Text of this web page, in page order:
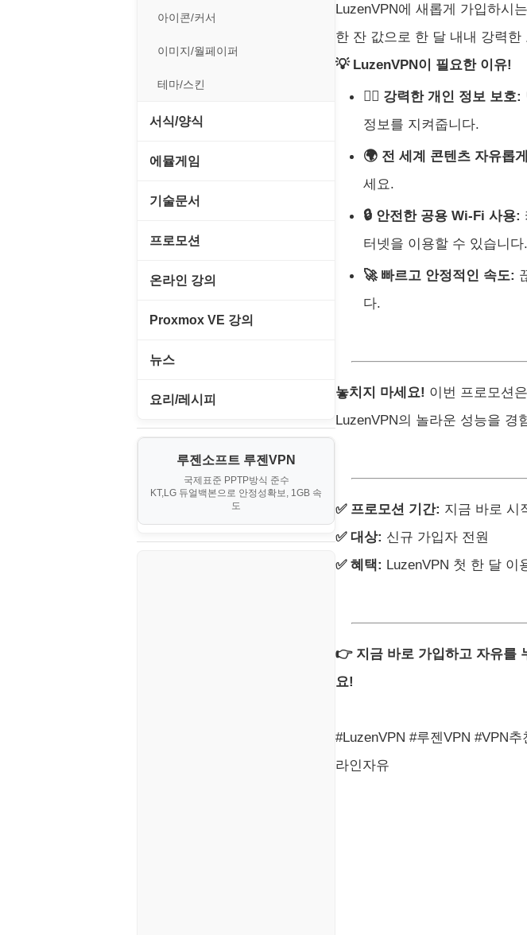
웹 유틸리티
파일공유/클라우드
일정/작업 관리
판매/재고/회계
프로그래밍 관련
아이콘/커서
이미지/월페이퍼
테마/스킨
서식/양식
경찰청-감사
경찰청-범죄예방
경찰청-수사
경찰청-외국어번역본
경찰청-외사
계약서
등기소
이력서
에뮬게임
Emulator(게임실행기)
오락실게임
휴대용게임
기술문서
C#, .NET, Visual Studio
JavaScript
MacOS/맥북
MCP
MS SQL Server
프로모션
고정아이피.net
엔탑프로(NTOPPRO)
휴폐업조회
온라인 강의
PHP - 고급
부동산
Proxmox VE 강의
I. Proxmox VE 기본 환경 구축
IV. 클러스터 및 고가용성 (HA)
V. 고급 기능 및 CLI 활용
VI. 장애 조치 (Failover) 심화 시
뉴스
IT/보안
게임
경제
부동산
요리/레시피
노하우
소스/양념장
루젠소프트 루젠VPN
국제표준 PPTP방식 준수
KT,LG 듀얼백본으로 안정성확보, 1GB 속
도
LuzenVPN에 새롭게 가입하시
한 잔 값으로 한 달 내내 강력
💡 LuzenVPN이 필요한 이유!
🕵️‍♀️ 강력한 개인 정보 보호:
정보를 지켜줍니다.
🌍 전 세계 콘텐츠 자유롭
세요.
🔒 안전한 공용 Wi-Fi 사용:
터넷을 이용할 수 있습니다.
🚀 빠르고 안정적인 속도:
다.
놓치지 마세요! 이번 프로모션은
LuzenVPN의 놀라운 성능을 경
✅ 프로모션 기간: 지금 바로 시
✅ 대상: 신규 가입자 전원
✅ 혜택: LuzenVPN 첫 한 달 이
👉 지금 바로 가입하고 자유를
요!
#LuzenVPN #루젠VPN #VPN
라인자유